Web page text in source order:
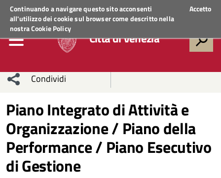
Continuando a navigare questo sito acconsenti
all'utilizzo dei cookie sul browser come descritto nella
nostraCookie Policy
Accetto
Regione VenetoACCEDI AI SERVIZI
Città di Venezia
Condividi
sui social
network
Condividi
Condividi
su
Facebook
Condividi
su
Condividi
Piano Integrato di Attività e
Organizzazione / Piano della
Performance / Piano Esecutivo
di Gestione